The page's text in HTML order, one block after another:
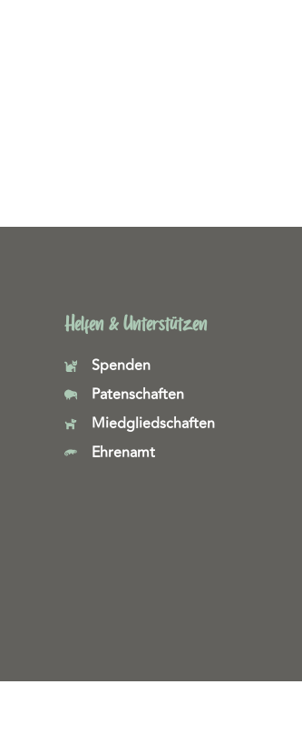
Helfen & Unterstützen
Spenden
Patenschaften
Miedgliedschaften
Ehrenamt